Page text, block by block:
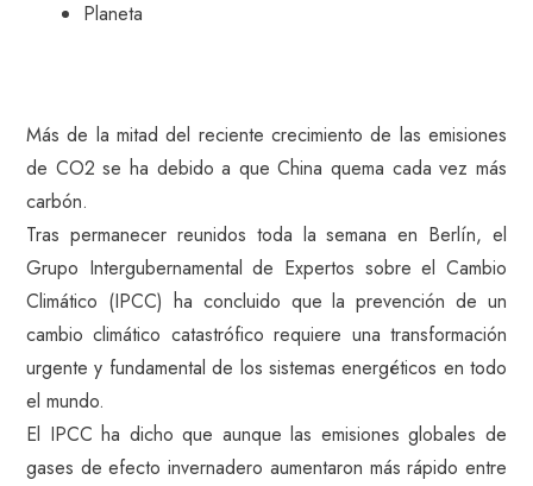
Planeta
Más de la mitad del reciente crecimiento de las emisiones
de CO2 se ha debido a que China quema cada vez más
carbón.
Tras permanecer reunidos toda la semana en Berlín, el
Grupo Intergubernamental de Expertos sobre el Cambio
Climático (IPCC) ha concluido que la prevención de un
cambio climático catastrófico requiere una transformación
urgente y fundamental de los sistemas energéticos en todo
el mundo.
El IPCC ha dicho que aunque las emisiones globales de
gases de efecto invernadero aumentaron más rápido entre